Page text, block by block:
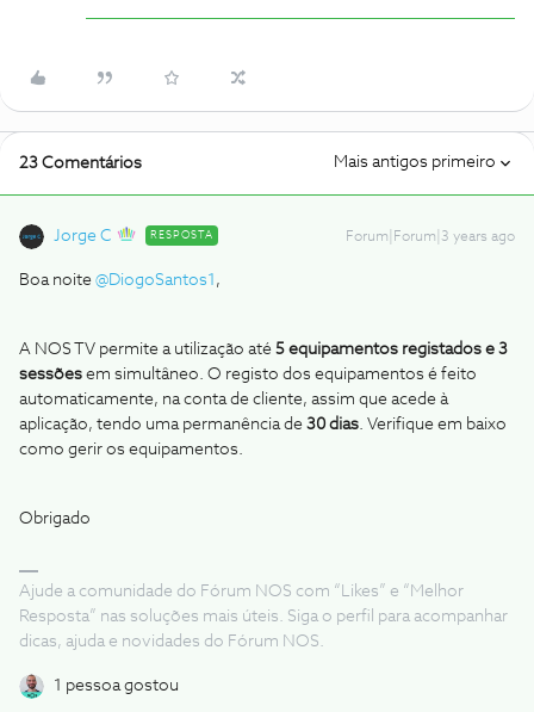
23 Comentários Mais antigos primeiro
Jorge C RESPOSTA Forum|Forum|3 years ago
Boa noite @DiogoSantos1 ,
A NOS TV permite a utilização até 5 equipamentos registados e 3
sessões em simultâneo. O registo dos equipamentos é feito
automaticamente, na conta de cliente, assim que acede à
aplicação, tendo uma permanência de 30 dias. Verifique em baixo
como gerir os equipamentos.
Obrigado
Ajude a comunidade do Fórum NOS com “Likes” e “Melhor
Resposta” nas soluções mais úteis. Siga o perfil para acompanhar
dicas, ajuda e novidades do Fórum NOS.
1 pessoa gostou